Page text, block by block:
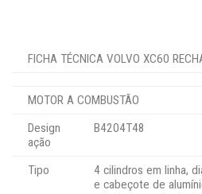
FICHA TÉCNICA VOLVO XC60
MOTOR A COMBUSTÃO
Design
ação
B4204T48
Tipo
4 cilindros em linha,
e cabeçote de